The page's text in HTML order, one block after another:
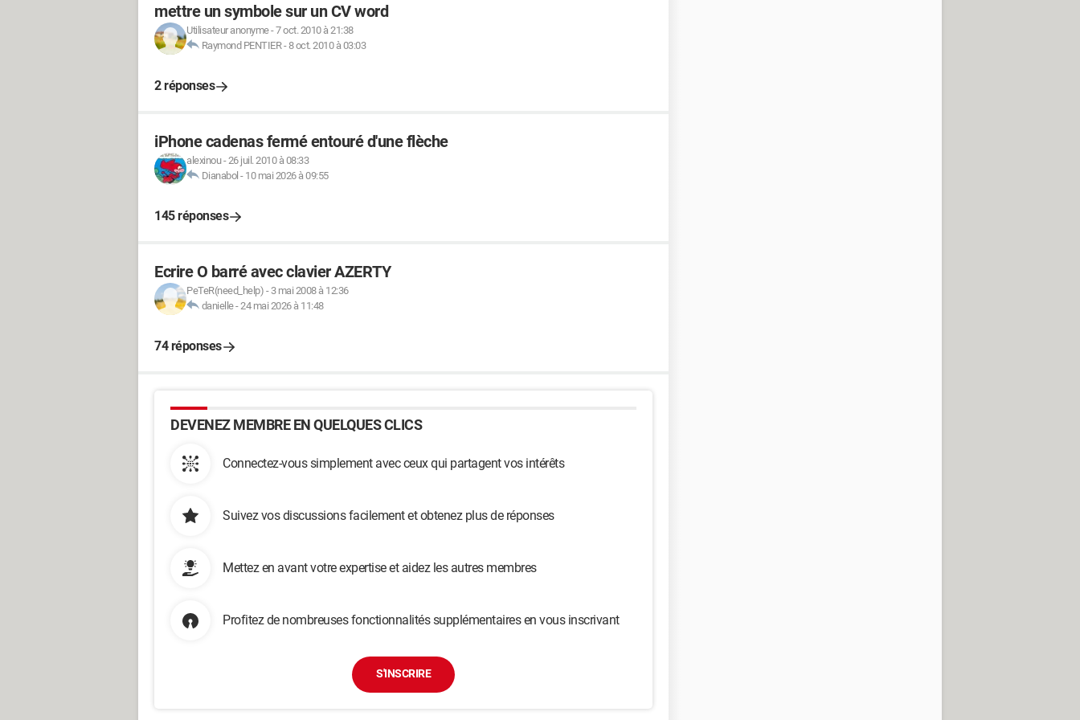
mettre un symbole sur un CV word
Utilisateur anonyme-7 oct. 2010 à 21:38
Raymond PENTIER-8 oct. 2010 à 03:03
2 réponses
iPhone cadenas fermé entouré d'une flèche
alexinou-26 juil. 2010 à 08:33
Dianabol - 10 mai 2026 à 09:55
145 réponses
Ecrire O barré avec clavier AZERTY
PeTeR(need_help) - 3 mai 2008 à 12:36
danielle-24 mai 2026 à 11:48
74 réponses
DEVENEZ MEMBRE EN QUELQUES CLICS
Connectez-vous simplement avec ceux qui partagent vos intérêts
Suivez vos discussions facilement et obtenez plus de réponses
Mettez en avant votre expertise et aidez les autres membres
Profitez de nombreuses fonctionnalités supplémentaires en vous inscrivant
S'INSCRIRE